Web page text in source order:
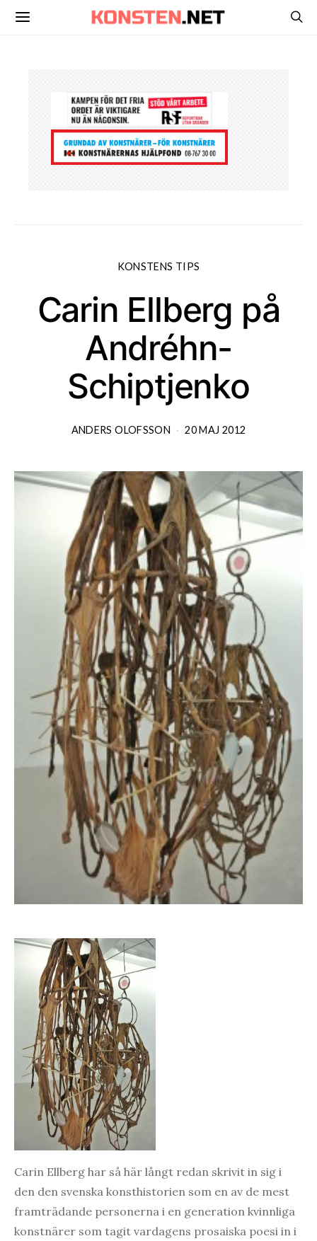
KONSTENS TIPS
Carin Ellberg på
Andréhn-
Schiptjenko
ANDERS OLOFSSON 20 MAJ 2012
Carin Ellberg har så här långt redan skrivit in sig i
den den svenska konsthistorien som en av de mest
framträdande personerna i en generation kvinnliga
konstnärer som tagit vardagens prosaiska poesi in i